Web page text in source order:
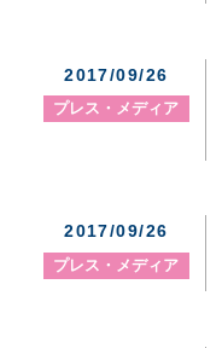
2017/09/26
プレス・メディア
2017/09/26
プレス・メディア